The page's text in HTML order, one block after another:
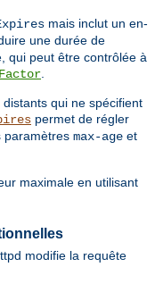
mais inclut un en-
une durée de
qui peut être contrôlée à
qui ne spécifient
permet de régler
paramètres max-age et
maximale en utilisant
modifie la requête